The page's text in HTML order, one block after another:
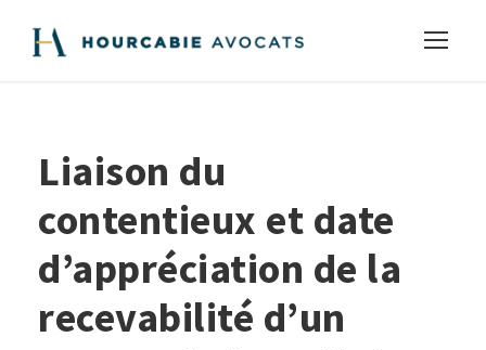
Liaison du
contentieux et date
d’appréciation de la
recevabilité d’un